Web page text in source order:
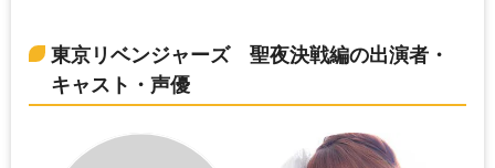
東京リベンジャーズ 聖夜決戦編の出演者・
キャスト・声優